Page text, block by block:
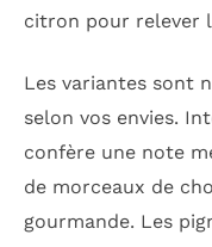
citron pour relever
Les variantes sont
selon vos envies.
confère une note
de morceaux de
gourmande. Les